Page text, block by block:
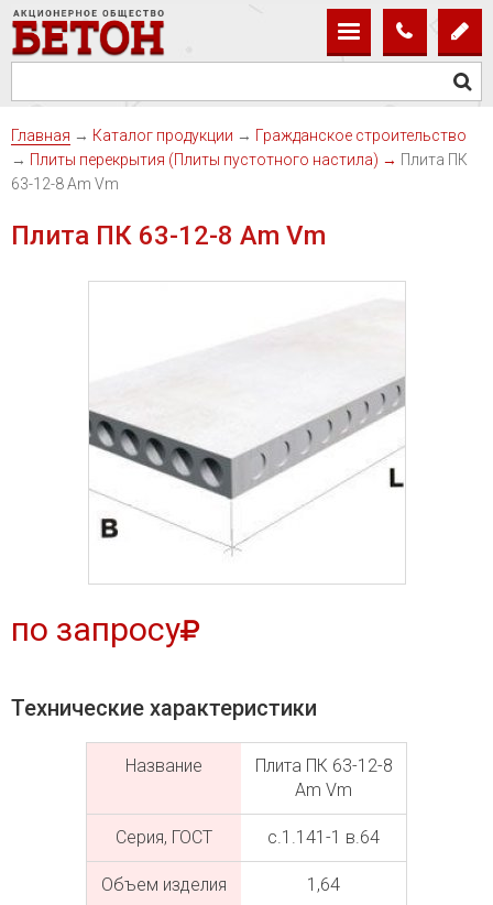
Главная → Каталог продукции → Гражданское строительство
→ Плиты перекрытия (Плиты пустотного настила) → Плита ПК
63-12-8 Am Vm
Плита ПК 63-12-8 Am Vm
по запросу
Технические характеристики
Название
Плита ПК 63-12-8
Am Vm
Серия, ГОСТ с.1.141-1 в.64
Объем изделия 1,64